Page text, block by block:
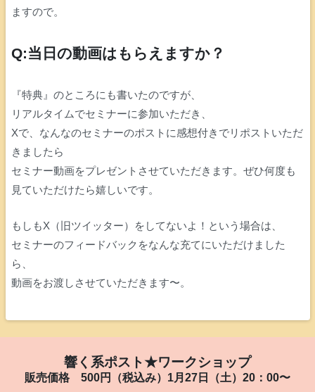
ますので。
Q:当日の動画はもらえますか？
『特典』のところにも書いたのですが、
リアルタイムでセミナーに参加いただき、
Xで、なんなのセミナーのポストに感想付きでリポストいただ
きましたら
セミナー動画をプレゼントさせていただきます。ぜひ何度も
見ていただけたら嬉しいです。
もしもX（旧ツイッター）をしてないよ！という場合は、
セミナーのフィードバックをなんな充てにいただけました
ら、
動画をお渡しさせていただきます〜。
響く系ポスト★ワークショップ
販売価格 500円（税込み）1月27日（土）20：00〜